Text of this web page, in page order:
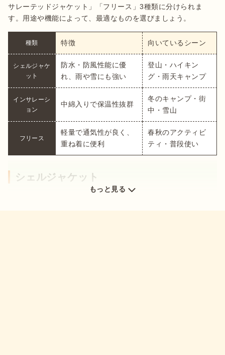
サレーテッドジャケット」「フリース」3種類に分けられま
す。用途や機能によって、最適なものを選びましょう。
種類 特徴 向いているシーン
シェルジャケ
ット
防水・防風性能に優
れ、雨や雪にも強い
登山・ハイキン
グ・雨天キャンプ
インサレーシ
ョン
中綿入りで保温性抜群
冬のキャンプ・街
中・雪山
フリース
軽量で通気性が良く、
重ね着に便利
春秋のアクティビ
ティ・普段使い
シェルジャケット
もっと見る